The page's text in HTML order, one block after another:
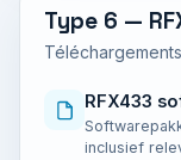
Type 6 —
RFX433
inclusief